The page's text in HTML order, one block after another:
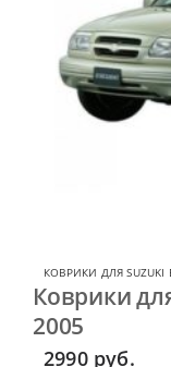
КОВРИКИ ДЛЯ SUZUKI
Коврики
2005
2990 руб.